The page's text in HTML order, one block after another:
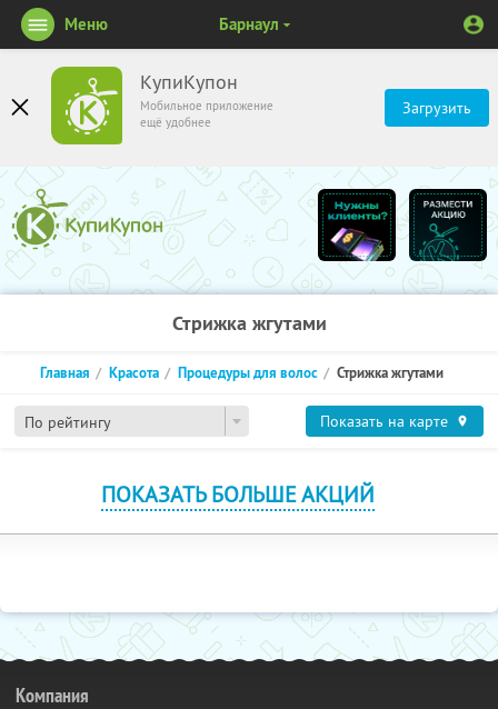
КупиКупон
Мобильное приложение
ещё удобнее
Загрузить
Меню Барнаул
Стрижка жгутами
По рейтингу
Главная Красота Процедуры для волос Стрижка жгутами
Показать на карте
ПОКАЗАТЬ БОЛЬШЕ АКЦИЙ
Компания